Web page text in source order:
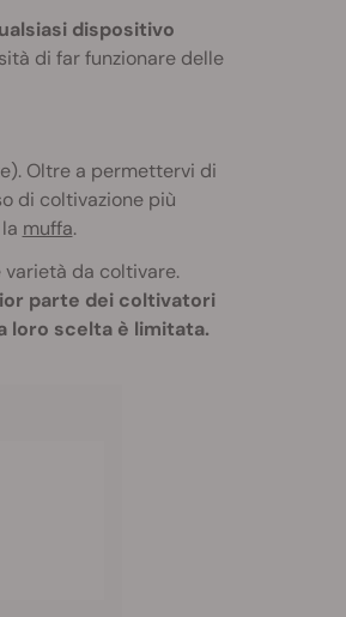
dispositivo
di far funzionare delle
Oltre a permettervi di
di coltivazione più
muffa.
varietà da coltivare.
parte dei coltivatori
loro scelta è limitata.